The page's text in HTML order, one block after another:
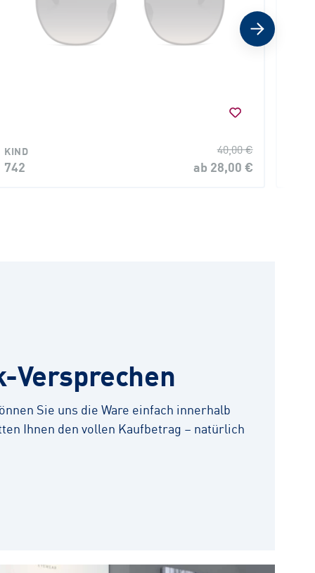
KIND
742
40,00 €
ab 28,00 €
Versprechen
Sie uns die Ware einfach innerhalb
Ihnen den vollen Kaufbetrag – natürlich